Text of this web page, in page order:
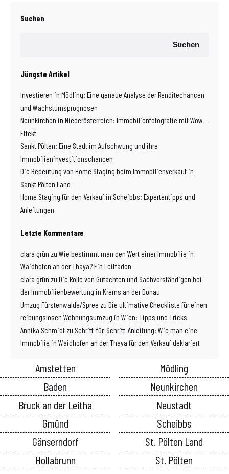
Suchen
Suchen
Jüngste Artikel
Investieren in Mödling: Eine genaue Analyse der Renditechancen
und Wachstumsprognosen
Neunkirchen in Niederösterreich: Immobilienfotografie mit Wow-
Effekt
Sankt Pölten: Eine Stadt im Aufschwung und ihre
Immobilieninvestitionschancen
Die Bedeutung von Home Staging beim Immobilienverkauf in
Sankt Pölten Land
Home Staging für den Verkauf in Scheibbs: Expertentipps und
Anleitungen
Letzte Kommentare
clara grün zu Wie bestimmt man den Wert einer Immobilie in
Waidhofen an der Thaya? Ein Leitfaden
clara grün zu Die Rolle von Gutachten und Sachverständigen bei
der Immobilienbewertung in Krems an der Donau
Umzug Fürstenwalde/Spree zu Die ultimative Checkliste für einen
reibungslosen Wohnungsumzug in Wien: Tipps und Tricks
Annika Schmidt zu Schritt-für-Schritt-Anleitung: Wie man eine
Immobilie in Waidhofen an der Thaya für den Verkauf deklariert
Amstetten
Baden
Bruck an der Leitha
Gmünd
Gänserndorf
Hollabrunn
Mödling
Neunkirchen
Neustadt
Scheibbs
St. Pölten Land
St. Pölten